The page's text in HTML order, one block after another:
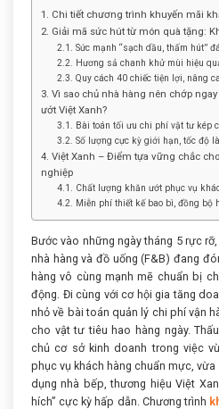
1. Chi tiết chương trình khuyến mãi
2. Giải mã sức hút từ món quà tặng:
2.1. Sức mạnh “sạch dầu, thấm hút”
2.2. Hương sả chanh khử mùi hiệu
2.3. Quy cách 40 chiếc tiện lợi, nâng
3. Vì sao chủ nhà hàng nên chớp
ướt Việt Xanh?
3.1. Bài toán tối ưu chi phí vật tư kép
3.2. Số lượng cực kỳ giới hạn, tốc độ
4. Việt Xanh – Điểm tựa vững chắc
nghiệp
4.1. Chất lượng khăn ướt phục vụ
4.2. Miễn phí thiết kế bao bì, đồng bộ
Bước vào những ngày tháng 5 rực
nhà hàng và đồ uống (F&B) đang
hàng vô cùng mạnh mẽ chuẩn bị
động. Đi cùng với cơ hội gia tăng
nhỏ về bài toán quản lý chi phí vận
cho vật tư tiêu hao hàng ngày.
chủ cơ sở kinh doanh trong việc
phục vụ khách hàng chuẩn mực,
dụng nhà bếp, thương hiệu Việt
hích” cực kỳ hấp dẫn. Chương trình